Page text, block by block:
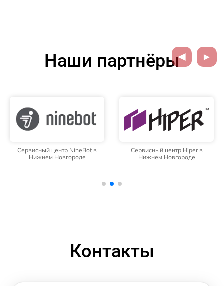
Наши партнёры
Сервисный центр NineBot в
Нижнем Новгороде
Сервисный центр Hiper в
Нижнем Новгороде
Контакты